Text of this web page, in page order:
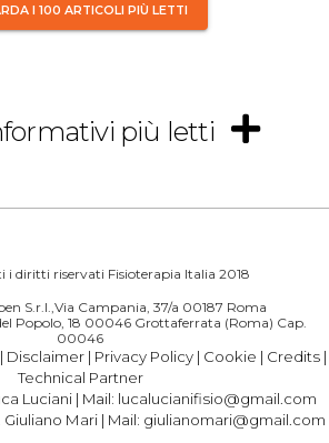
I 100 ARTICOLI PIÙ LETTI
più letti
i diritti riservati Fisioterapia Italia 2018
S.r.l.,Via Campania, 37/a 00187 Roma
Popolo, 18 00046 Grottaferrata (Roma) Cap.
00046
Disclaimer | Privacy Policy | Cookie | Credits |
Technical Partner
Luciani | Mail: lucalucianifisio@gmail.com
Giuliano Mari| Mail: giulianomari@gmail.com